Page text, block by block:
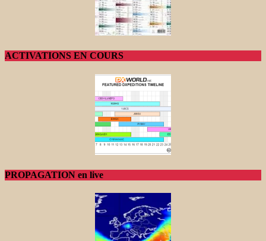
ACTIVATIONS EN COURS
PROPAGATION en live